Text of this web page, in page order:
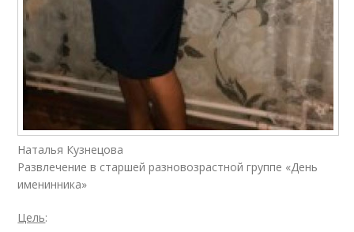
Наталья Кузнецова
Развлечение в старшей разновозрастной группе «День
именинника»
Цель: